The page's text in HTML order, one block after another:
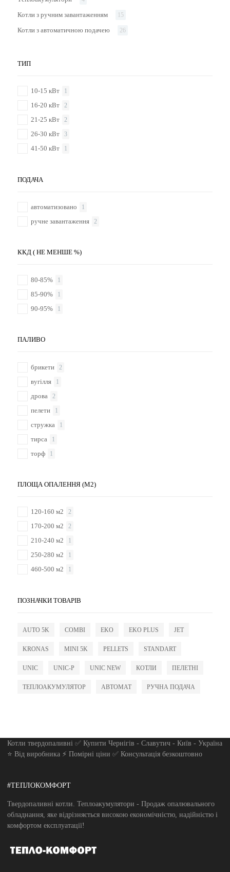
Котли з ручним завантаженням 15
Котли з автоматичною подачею 26
ТИП
10-15 кВт 1
16-20 кВт 2
21-25 кВт 2
26-30 кВт 3
41-50 кВт 1
ПОДАЧА
автоматизовано 1
ручне завантаження 2
ККД ( НЕ МЕНШЕ %)
80-85% 1
85-90% 1
90-95% 1
ПАЛИВО
брикети 2
вугілля 1
дрова 2
пелети 1
стружка 1
тирса 1
торф 1
ПЛОЩА ОПАЛЕННЯ (М2)
120-160 м2 2
170-200 м2 2
210-240 м2 1
250-280 м2 1
460-500 м2 1
ПОЗНАЧКИ ТОВАРІВ
AUTO 5K COMBI EKO EKO PLUS JET
KRONAS MINI 5K PELLETS STANDART
UNIC UNIC-P UNIC NEW КОТЛИ ПЕЛЕТНІ
ТЕПЛОАКУМУЛЯТОР АВТОМАТ РУЧНА ПОДАЧА
Котли твердопаливні ✅ Купити Чернігів - Славутич - Київ - Україна
⭐ Від виробника ⚡ Помірні ціни ✅ Консультація безкоштовно
#ТЕПЛОКОМФОРТ
Твердопаливні котли. Теплоакумулятори - Продаж опалювального
обладнання, яке відрізняється високою економічністю, надійністю і
комфортом експлуатації!